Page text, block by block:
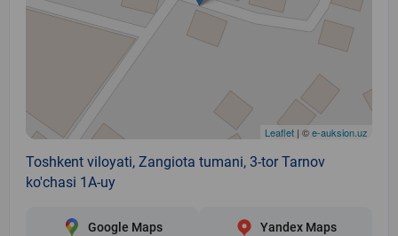
Leaflet | ©e-auksion.uz
Toshkent viloyati, Zangiota tumani, 3-tor Tarnov
ko'chasi 1A-uy
Google Maps Yandex Maps